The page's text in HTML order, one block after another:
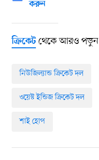
করুন
ক্রিকেটথেকে আরও পড়ুন
নিউজিল্যান্ড ক্রিকেট দল
ওয়েস্ট ইন্ডিজ ক্রিকেট দল
শাই হোপ